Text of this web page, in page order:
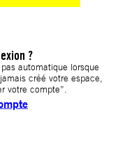
?
automatique lorsque
créé votre espace,
votre compte”.